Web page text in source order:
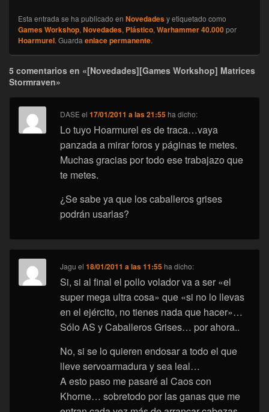
Esta entrada se ha publicado en Novedadesy etiquetado como
Games Workshop, Novedades, Plástico, Warhammer 40.000por
Hoarmurel. Guarda enlace permanente.
5 comentarios en «[Novedades][Games Workshop] Matrices
Stormraven»
DASE el17/01/2011 a las 21:55 ha dicho:
Lo tuyo Hoarmurel es de traca…vaya
panzada a mirar foros y páginas te metes.
Muchas gracias por todo ese trabajazo que
te metes.
¿Se sabe ya que los caballeros grises
podrán usarlas?
Jagu el18/01/2011 a las 11:55 ha dicho:
Si, si al final el pollo volador va a ser «el
super mega ultra cosa» que «si no lo llevas
en el ejército, no tienes nada que hacer»…
Sólo AS y Caballeros Grises… por ahora..
No, si se lo quieren endosar a todo el que
lleve servoarmadura y sea leal…
A esto paso me pasaré al Caos con
Khorne… sobretodo por las ganas que me